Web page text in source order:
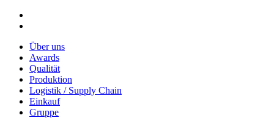
Über uns
Awards
Qualität
Produktion
Logistik / Supply Chain
Einkauf
Gruppe